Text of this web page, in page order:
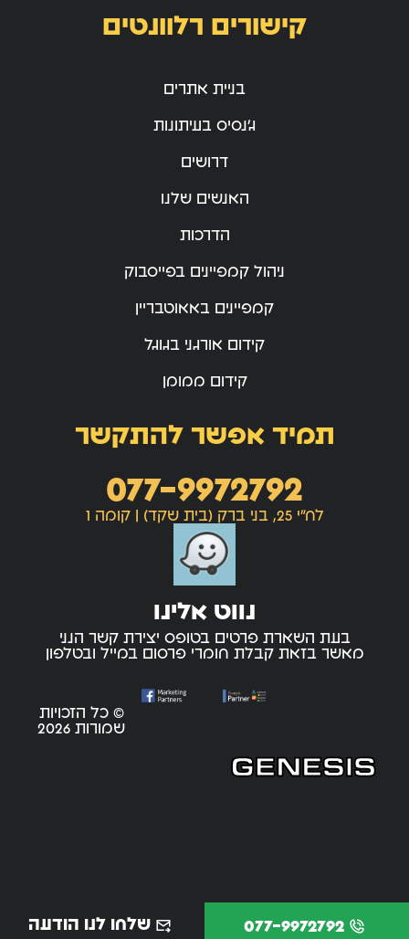
קישורים רלוונטים
בניית אתרים
ג’נסיס בעיתונות
דרושים
האנשים שלנו
הדרכות
ניהול קמפיינים בפייסבוק
קמפיינים באאוטבריין
קידום אורגני בגוגל
קידום ממומן
תמיד אפשר להתקשר
077-9972792
לח"י 25, בני ברק (בית שקד) | קומה 1
נווט אלינו
בעת השארת פרטים בטופס יצירת קשר הנני
מאשר בזאת קבלת חומרי פרסום במייל ובטלפון
© כל הזכויות
שמורות 2026
077-9972792 שלחו לנו הודעה